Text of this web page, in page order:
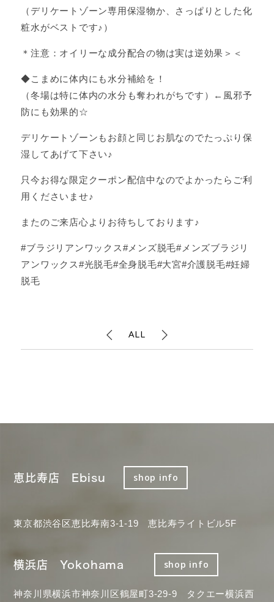
（デリケートゾーン専用保湿物か、さっぱりとした化
粧水がベストです♪）
＊注意：オイリーな成分配合の物は実は逆効果＞＜
◆こまめに体内にも水分補給を！
（冬場は特に体内の水分も奪われがちです）←風邪予
防にも効果的☆
デリケートゾーンもお顔と同じお肌なのでたっぷり保
湿してあげて下さい♪
只今お得な限定クーポン配信中なのでよかったらご利
用くださいませ♪
またのご来店心よりお待ちしております♪
#ブラジリアンワックス#メンズ脱毛#メンズブラジリ
アンワックス#光脱毛#全身脱毛#大宮#介護脱毛#妊婦
脱毛
ALL
恵比寿店 Ebisu shop info
東京都渋谷区恵比寿南3-1-19 恵比寿ライトビル5F
横浜店 Yokohama shop info
神奈川県横浜市神奈川区鶴屋町3-29-9 タクエー横浜西